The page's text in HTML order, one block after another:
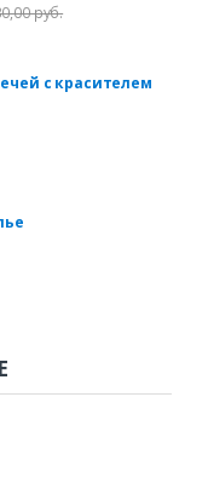
руб.
с красителем